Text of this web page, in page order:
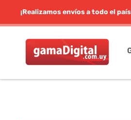
¡Realizamos envíos a todo el